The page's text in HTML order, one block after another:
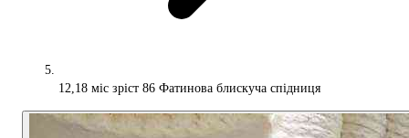
12,18 міс зріст 86 Фатинова блискуча спідниця